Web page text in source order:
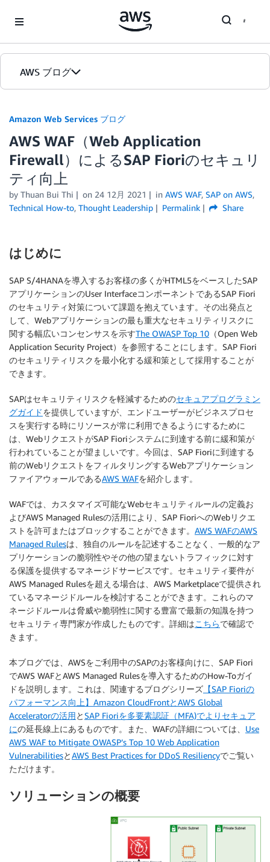
AWS ブログ
カテゴリ
エディション
Amazon Web Services ブログ
AWS WAF（Web Application
Firewall）によるSAP Fioriのセキュリ
ティ向上
by Thuan Bui Thi on 24 12月 2021 in AWS WAF, SAP on AWS,
Technical How-to, Thought Leadership Permalink Share
はじめに
SAP S/4HANAを導入するお客様の多くがHTML5をベースしたSAP
アプリケーションのUser InterfaceコンポーネントであるSAP Fiori
のセキュリティ対策について課題を抱えています。その出発点と
して、Webアプリケーションの最も重大なセキュリティリスクに
関する幅広いコンセンサスを示すThe OWASP Top 10 （Open Web
Application Security Project）を参照することにします。SAP Fiori
のセキュリティリスクを最小化する緩和策として採用することが
できます。
SAPはセキュリティリスクを軽減するためのセキュアプログラミン
グガイドを提供していますが、エンドユーザーがビジネスプロセ
スを実行する時にリソースが常に利用できるようにするために
は、WebリクエストがSAP Fioriシステムに到達する前に緩和策が
行われていることが望ましいです。今回は、SAP Fioriに到達する
前のWebリクエストをフィルタリングするWebアプリケーション
ファイアウォールであるAWS WAFを紹介します。
WAFでは、カスタマイズ可能なWebセキュリティルールの定義お
よびAWS Managed Rulesの活用により、SAP FioriへのWebリクエ
ストを許可またはブロックすることができます。 AWS WAFのAWS
Managed Rulesは、独自のルールを記述することなく、一般的なア
プリケーションの脆弱性やその他の望まないトラフィックに対す
る保護を提供するマネージドサービスです。セキュリティ要件が
AWS Managed Rulesを超える場合は、AWS Marketplaceで提供され
ているマネージドルールを検討することができます。これらのマ
ネージドルールは脅威や脆弱性に関する豊富で最新の知識を持つ
セキュリティ専門家が作成したものです。詳細はこちらで確認で
きます。
本ブログでは、AWSをご利用中のSAPのお客様向けに、SAP Fiori
でAWS WAFとAWS Managed Rulesを導入するためのHow-Toガイ
ドを説明します。これは、関連するブログシリーズ 【SAP Fioriの
パフォーマンス向上】Amazon CloudFrontとAWS Global
Acceleratorの活用とSAP Fioriを多要素認証（MFA)でよりセキュア
にの延長線上にあるものです。また、WAFの詳細については、 Use
AWS WAF to Mitigate OWASP’s Top 10 Web Application
VulnerabilitiesとAWS Best Practices for DDoS Resiliencyでご覧い
ただけます。
ソリューションの概要